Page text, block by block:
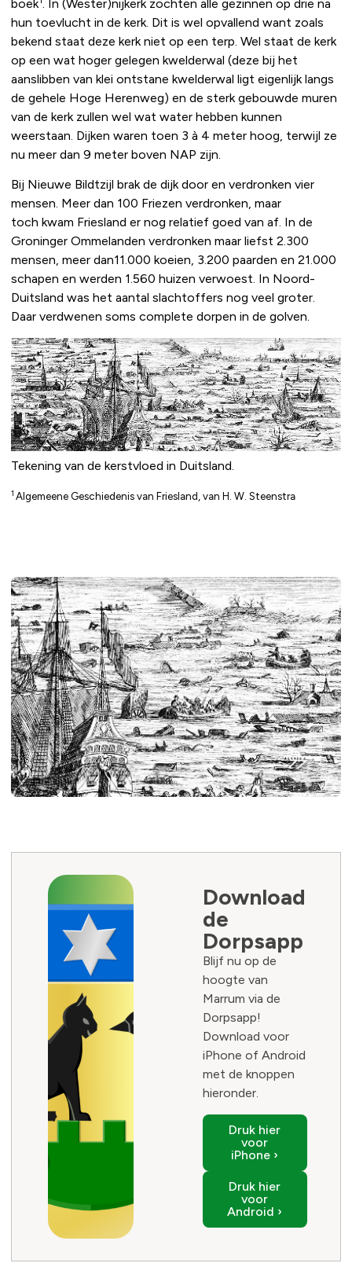
boek . In (Wester)nijkerk zochten alle gezinnen op drie na
hun toevlucht in de kerk. Dit is wel opvallend want zoals
bekend staat deze kerk niet op een terp. Wel staat de kerk
op een wat hoger gelegen kwelderwal (deze bij het
aanslibben van klei ontstane kwelderwal ligt eigenlijk langs
de gehele Hoge Herenweg) en de sterk gebouwde muren
van de kerk zullen wel wat water hebben kunnen
weerstaan. Dijken waren toen 3 à 4 meter hoog, terwijl ze
nu meer dan 9 meter boven NAP zijn.
Bij Nieuwe Bildtzijl brak de dijk door en verdronken vier
mensen. Meer dan 100 Friezen verdronken, maar
toch kwam Friesland er nog relatief goed van af. In de
Groninger Ommelanden verdronken maar liefst 2.300
mensen, meer dan11.000 koeien, 3.200 paarden en 21.000
schapen en werden 1.560 huizen verwoest. In Noord-
Duitsland was het aantal slachtoffers nog veel groter.
Daar verdwenen soms complete dorpen in de golven.
Tekening van de kerstvloed in Duitsland.
1 Algemeene Geschiedenis van Friesland, van H. W. Steenstra
Download
de
Dorpsapp
Blijf nu op de
hoogte van
Marrum via de
Dorpsapp!
Download voor
iPhone of Android
met de knoppen
hieronder.
Druk hier
voor
iPhone ›
Druk hier
voor
Android ›